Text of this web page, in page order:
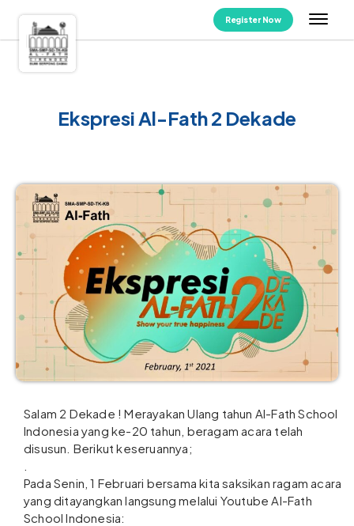
Register Now
Ekspresi Al-Fath 2 Dekade
Salam 2 Dekade ! Merayakan Ulang tahun Al-Fath School
Indonesia yang ke-20 tahun, beragam acara telah
disusun. Berikut keseruannya;
Pada Senin, 1 Februari bersama kita saksikan ragam acara
yang ditayangkan langsung melalui Youtube Al-Fath
School Indonesia: